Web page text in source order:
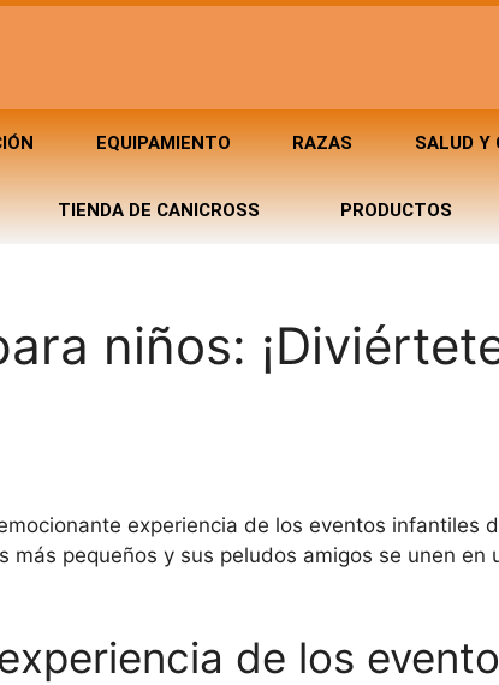
EQUIPAMIENTO RAZAS SALUD Y
TIENDA DE CANICROSS PRODUCTOS
niños:
experiencia de los eventos infantiles
más pequeños y sus peludos amigos se unen en
de los